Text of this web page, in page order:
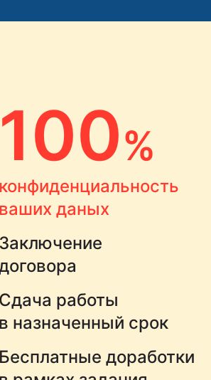
100%
конфиденциальность
ваших даных
Заключение
Сдача работы
в назначенный срок
Бесплатные доработки